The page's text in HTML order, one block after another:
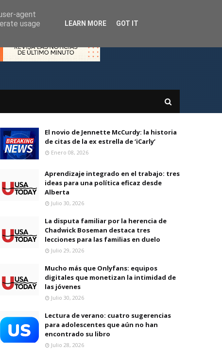
El novio de Jennette McCurdy: la historia
de citas de la ex estrella de ‘iCarly’
Enero 08, 2026
Aprendizaje integrado en el trabajo: tres
ideas para una política eficaz desde
Alberta
Julio 30, 2026
La disputa familiar por la herencia de
Chadwick Boseman destaca tres
lecciones para las familias en duelo
Julio 29, 2026
Mucho más que Onlyfans: equipos
digitales que monetizan la intimidad de
las jóvenes
Julio 30, 2026
Lectura de verano: cuatro sugerencias
para adolescentes que aún no han
encontrado su libro
Julio 28, 2026
agent
usage
LEARN MORE GOT IT